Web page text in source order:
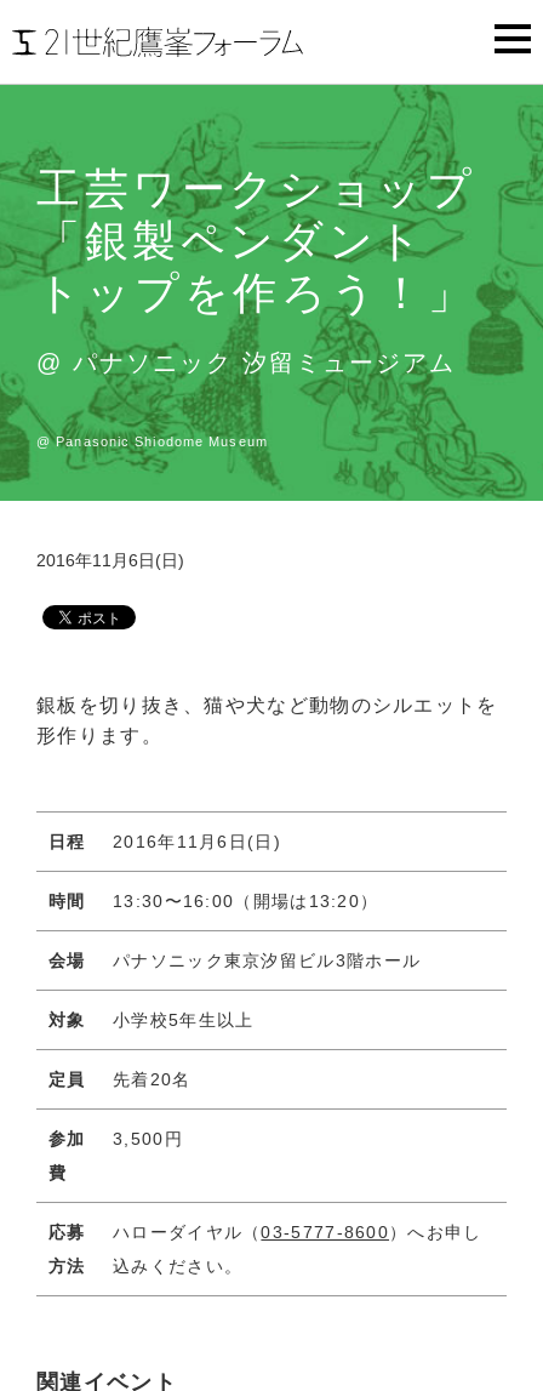
工芸ワークショップ
「銀製ペンダント
トップを作ろう！」
@ パナソニック 汐留ミュージアム
@Panasonic Shiodome Museum
2016年11月6日(日)
銀板を切り抜き、猫や犬など動物のシルエットを
形作ります。
日程 2016年11月6日(日)
時間 13:30〜16:00（開場は13:20）
会場 パナソニック東京汐留ビル3階ホール
対象 小学校5年生以上
定員 先着20名
参加
費
3,500円
応募
方法
ハローダイヤル（03-5777-8600）へお申し
込みください。
関連イベント